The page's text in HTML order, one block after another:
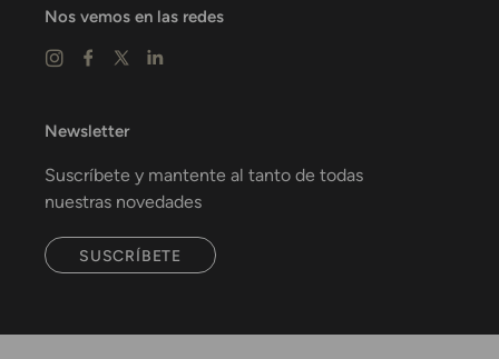
Nos vemos en las redes
Newsletter
Suscríbete y mantente al tanto de todas
nuestras novedades
SUSCRÍBETE